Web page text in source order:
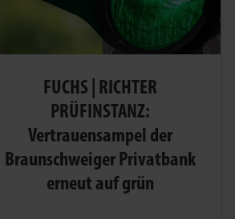
FUCHS | RICHTER
PRÜFINSTANZ:
Vertrauensampel der
Braunschweiger Privatbank
erneut auf grün